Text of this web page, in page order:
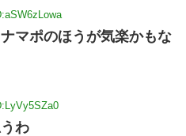
マポのほうが気楽かもな
わ